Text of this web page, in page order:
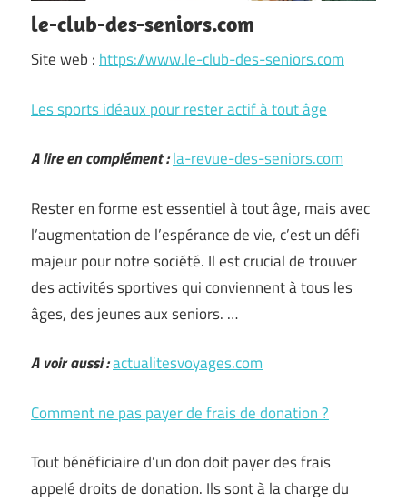
le-club-des-seniors.com
Site web : https://www.le-club-des-seniors.com
Les sports idéaux pour rester actif à tout âge
A lire en complément :la-revue-des-seniors.com
Rester en forme est essentiel à tout âge, mais avec
l’augmentation de l’espérance de vie, c’est un défi
majeur pour notre société. Il est crucial de trouver
des activités sportives qui conviennent à tous les
âges, des jeunes aux seniors. …
A voir aussi :actualitesvoyages.com
Comment ne pas payer de frais de donation ?
Tout bénéficiaire d’un don doit payer des frais
appelé droits de donation. Ils sont à la charge du